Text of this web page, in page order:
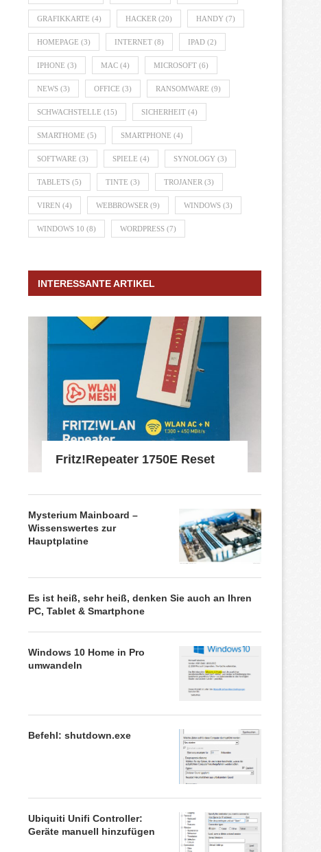
GRAFIKKARTE (4) HACKER (20) HANDY (7)
HOMEPAGE (3) INTERNET (8) IPAD (2)
IPHONE (3) MAC (4) MICROSOFT (6)
NEWS (3) OFFICE (3) RANSOMWARE (9)
SCHWACHSTELLE (15) SICHERHEIT (4)
SMARTHOME (5) SMARTPHONE (4)
SOFTWARE (3) SPIELE (4) SYNOLOGY (3)
TABLETS (5) TINTE (3) TROJANER (3)
VIREN (4) WEBBROWSER (9) WINDOWS (3)
WINDOWS 10 (8) WORDPRESS (7)
INTERESSANTE ARTIKEL
Fritz!Repeater 1750E Reset
Mysterium Mainboard –
Wissenswertes zur
Hauptplatine
Es ist heiß, sehr heiß, denken Sie auch an Ihren
PC, Tablet & Smartphone
Windows 10 Home in Pro
umwandeln
Befehl: shutdown.exe
Ubiquiti Unifi Controller:
Geräte manuell hinzufügen